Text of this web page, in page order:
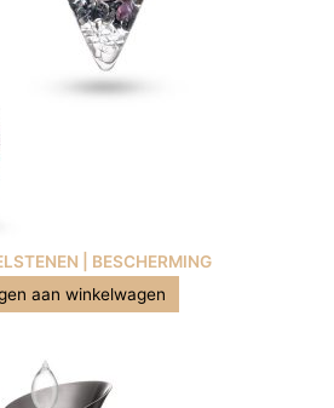
| BESCHERMING
aan winkelwagen